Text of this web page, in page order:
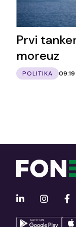
Prvi
moreuz
POLITIKA 09:19